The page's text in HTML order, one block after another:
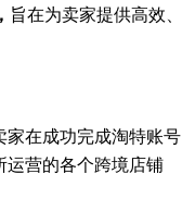
旨在为卖家提供高效、
在成功完成淘特账号
营的各个跨境店铺